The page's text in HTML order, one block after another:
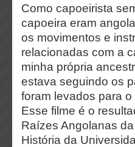
Como capoeirista
capoeira eram
os movimentos e
relacionadas com a
minha própria
estava seguindo os
foram levados para
Esse filme é o
Raízes Angolanas
História da